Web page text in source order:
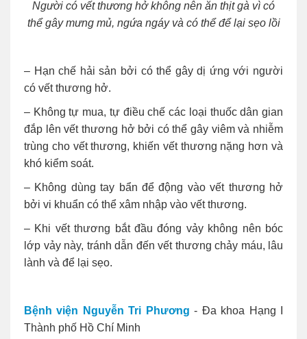
Người có vết thương hở không nên ăn thịt gà vì có
thể gây mưng mủ, ngứa ngáy và có thể để lại sẹo lồi
– Hạn chế hải sản bởi có thể gây dị ứng với người
có vết thương hở.
– Không tự mua, tự điều chế các loại thuốc dân gian
đắp lên vết thương hở bởi có thể gây viêm và nhiễm
trùng cho vết thương, khiến vết thương nặng hơn và
khó kiểm soát.
– Không dùng tay bẩn để động vào vết thương hở
bởi vi khuẩn có thể xâm nhập vào vết thương.
– Khi vết thương bắt đầu đóng vảy không nên bóc
lớp vảy này, tránh dẫn đến vết thương chảy máu, lâu
lành và để lại sẹo.
Bệnh viện Nguyễn Tri Phương - Đa khoa Hạng I
Thành phố Hồ Chí Minh